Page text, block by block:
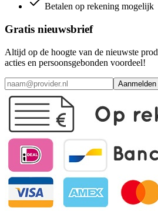
Betalen op rekening mogelijk
Gratis nieuwsbrief
Altijd op de hoogte van de nieuwste
acties en persoonsgebonden voordeel!
Aanmelden